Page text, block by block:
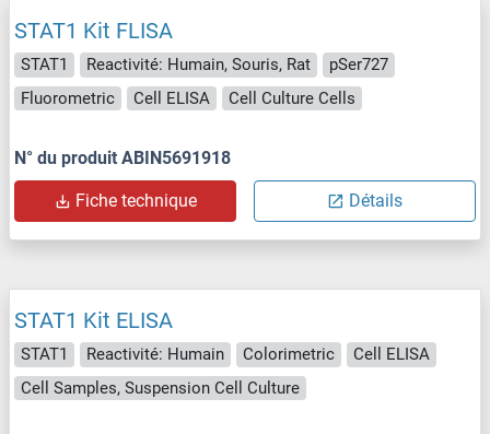
STAT1 Kit FLISA
STAT1 Reactivité: Humain, Souris, Rat
pSer727
Fluorometric
Cell ELISA Cell Culture Cells
N° du produit ABIN5691918
Fiche technique Détails
STAT1 Kit ELISA
STAT1 Reactivité: Humain Colorimetric
Cell ELISA
Cell Samples, Suspension Cell Culture